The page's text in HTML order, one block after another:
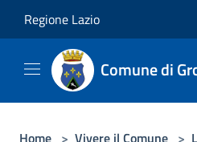
Regione Lazio
Comune di
Home > Vivere il Comune >